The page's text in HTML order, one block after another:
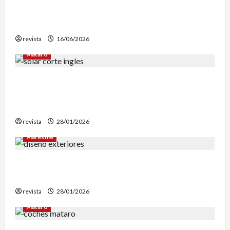
revista
16/06/2026
Mataró
revista
28/01/2026
Maresme
revista
28/01/2026
Mataró